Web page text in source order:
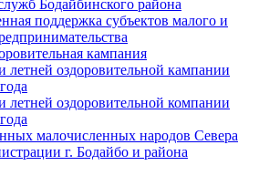
Бодайбинского района
поддержка субъектов малого и
кампания
летней оздоровительной кампании
летней оздоровительной компании
малочисленных народов Севера
г. Бодайбо и района